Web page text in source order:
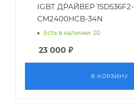
IGBT ДРАЙВЕР 1SD536F2-
CM2400HCB-34N
Есть в наличии: 20
23 000 ₽
В КОРЗИНУ